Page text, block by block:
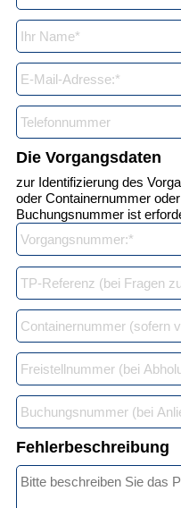
Die Vorgangsdaten
zur Identifizierung des
oder Containernummer
Buchungsnummer ist
Fehlerbeschreibung